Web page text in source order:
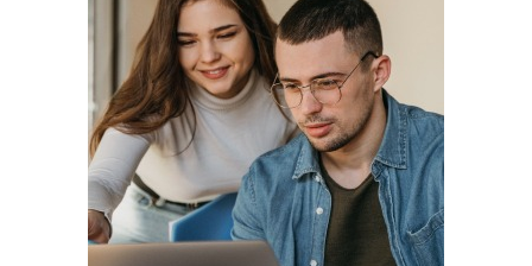
CONTACTO
English